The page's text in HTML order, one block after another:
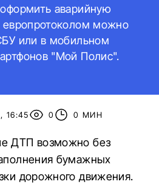
аварийную
европротоколом можно
или в мобильном
"Мой Полис".
16:45 0 0 МИН
ДТП возможно без
бумажных
дорожного движения.